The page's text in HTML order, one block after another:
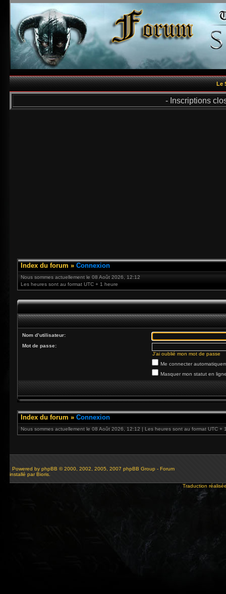
Le
- Inscriptions
Index du forum » Connexion
Nous sommes actuellement le 08 Août 2026, 12:12
Les heures sont au format UTC + 1 heure
Nom d’utilisateur:
Mot de passe:
J’ai oublié mon mot de passe
Me connecter
Masquer mon statut en
Index du forum » Connexion
Nous sommes actuellement le 08 Août 2026, 12:12 | Les heures sont au format UTC +
Powered by phpBB © 2000, 2002, 2005, 2007 phpBB Group - Forum
installé par Bioris.
Traduction